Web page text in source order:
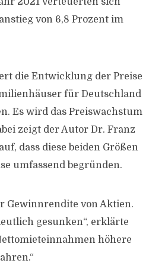
von 6,8 Prozent im
die Entwicklung der Preise
für Deutschland
Es wird das Preiswachstum
zeigt der Autor Dr. Franz
dass diese beiden Größen
umfassend begründen.
Gewinnrendite von Aktien.
gesunken“, erklärte
höhere